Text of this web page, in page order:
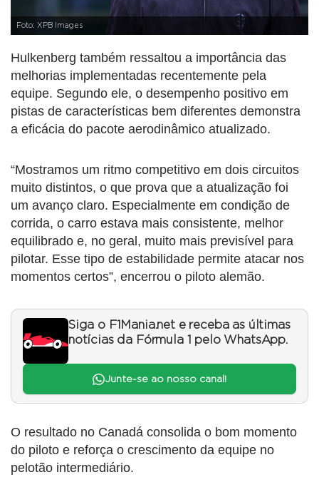
Foto: XPB Images
Hulkenberg também ressaltou a importância das
melhorias implementadas recentemente pela
equipe. Segundo ele, o desempenho positivo em
pistas de características bem diferentes demonstra
a eficácia do pacote aerodinâmico atualizado.
“Mostramos um ritmo competitivo em dois circuitos
muito distintos, o que prova que a atualização foi
um avanço claro. Especialmente em condição de
corrida, o carro estava mais consistente, melhor
equilibrado e, no geral, muito mais previsível para
pilotar. Esse tipo de estabilidade permite atacar nos
momentos certos”, encerrou o piloto alemão.
Siga o F1Mania.net e receba as últimas
notícias da Fórmula 1 pelo WhatsApp.
Junte-se ao nosso canal!
O resultado no Canadá consolida o bom momento
do piloto e reforça o crescimento da equipe no
pelotão intermediário.